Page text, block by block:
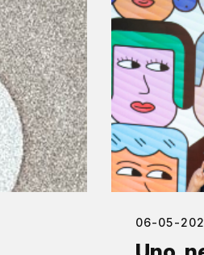
06-05-